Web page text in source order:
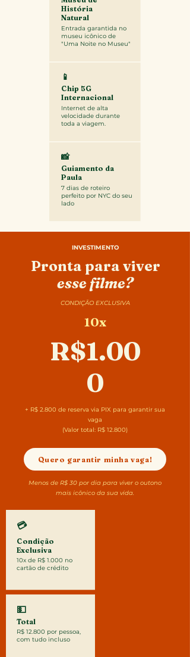
História
Natural
Entrada garantida no
museu icônico de
"Uma Noite no Museu"
📱
Chip 5G
Internacional
Internet de alta
velocidade durante
toda a viagem.
📸
Guiamento da
Paula
7 dias de roteiro
perfeito por NYC do seu
lado
INVESTIMENTO
Pronta para viver
esse filme?
CONDIÇÃO EXCLUSIVA
10x
R$1.00
0
+ R$ 2.800 de reserva via PIX para garantir sua
vaga
(Valor total: R$ 12.800)
Quero garantir minha vaga!
Menos de R$ 30 por dia para viver o outono
mais icônico da sua vida.
💳
Condição
Exclusiva
10x de R$ 1.000 no
cartão de crédito
💵
Total
R$ 12.800 por pessoa,
com tudo incluso